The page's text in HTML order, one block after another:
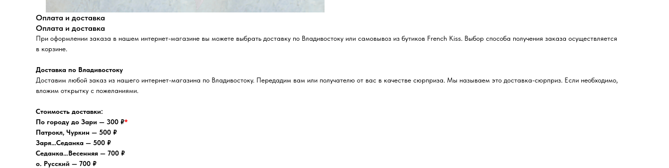
Оплата и доставка
Оплата и доставка
При оформлении заказа в нашем интернет-магазине вы можете выбрать доставку по Владивостоку или самовывоз из бутиков French Kiss. Выбор способа получения заказа осуществляется
в корзине.
Доставка по Владивостоку
Доставим любой заказ из нашего интернет-магазина по Владивостоку. Передадим вам или получателю от вас в качестве сюрприза. Мы называем это доставка-сюрприз. Если необходимо,
вложим открытку с пожеланиями.
Стоимость доставки:
По городу до Зари — 300 ₽*
Патрокл, Чуркин — 500 ₽
Заря…Седанка — 500 ₽
Седанка…Весенняя — 700 ₽
о. Русский — 700 ₽